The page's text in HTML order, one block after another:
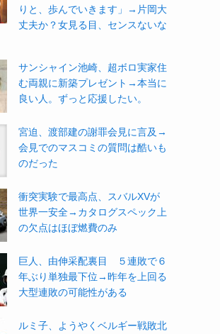
りと、歩んでいきます」→片岡大
丈夫か？女見る目、センスないな
サンシャイン池崎、超ボロ実家住
む両親に新築プレゼント→本当に
良い人。ずっと応援したい。
宮迫、渡部建の謝罪会見に言及→
会見でのマスコミの質問は酷いも
のだった
衝突実験で最高点、スバルXVが
世界一安全→カタログスペック上
の欠点はほぼ燃費のみ
巨人、由伸采配裏目 ５連敗で６
年ぶり単独最下位→昨年を上回る
大型連敗の可能性がある
ルミ子、ようやくベルギー戦敗北